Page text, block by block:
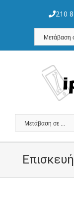
210
Μετάβαση
Μετάβαση σε ...